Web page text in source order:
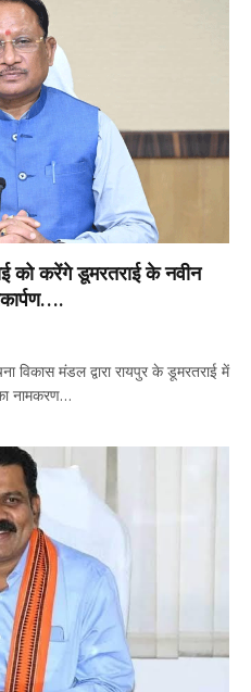
को करेंगे डूमरतराई के नवीन
विकास मंडल द्वारा रायपुर के डूमरतराई में
नामकरण…